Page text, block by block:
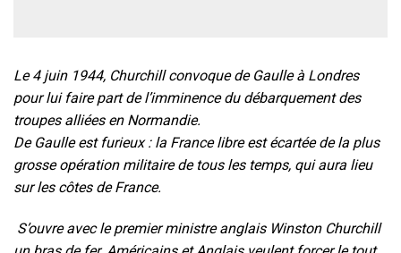
Le 4 juin 1944, Churchill convoque de Gaulle à Londres
pour lui faire part de l’imminence du débarquement des
troupes alliées en Normandie.
De Gaulle est furieux : la France libre est écartée de la plus
grosse opération militaire de tous les temps, qui aura lieu
sur les côtes de France.
S’ouvre avec le premier ministre anglais Winston Churchill